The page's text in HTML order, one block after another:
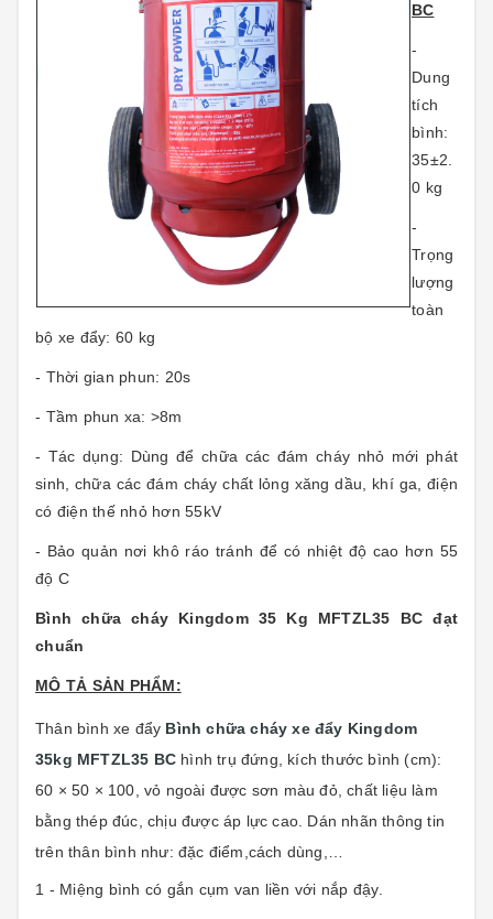
BC
-
Dung
tích
bình:
35±2.
0 kg
-
Trọng
lượng
toàn
bộ xe đẩy: 60 kg
- Thời gian phun: 20s
- Tầm phun xa: >8m
- Tác dụng: Dùng để chữa các đám cháy nhỏ mới phát
sinh, chữa các đám cháy chất lỏng xăng dầu, khí ga, điện
có điện thế nhỏ hơn 55kV
- Bảo quản nơi khô ráo tránh để có nhiệt độ cao hơn 55
độ C
Bình chữa cháy Kingdom 35 Kg MFTZL35 BC đạt
chuẩn
MÔ TẢ SẢN PHẨM:
Thân bình xe đẩy Bình chữa cháy xe đẩy Kingdom
35kg MFTZL35 BC hình trụ đứng, kích thước bình (cm):
60 × 50 × 100, vỏ ngoài được sơn màu đỏ, chất liệu làm
bằng thép đúc, chịu được áp lực cao. Dán nhãn thông tin
trên thân bình như: đặc điểm,cách dùng,…
1 - Miệng bình có gắn cụm van liền với nắp đậy.